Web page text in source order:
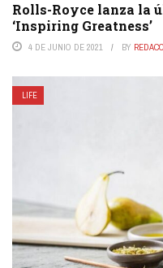
Rolls-Royce lanza la
‘Inspiring Greatness’
4 DE JUNIO DE 2021 BY
LIFE